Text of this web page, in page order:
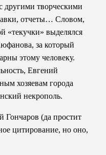
другими творческими
отчеты… Словом,
«текучки» выделялся
за который
этому человеку.
Евгений
хозяевам города
некрополь.
(да простит
цитирование, но оно,